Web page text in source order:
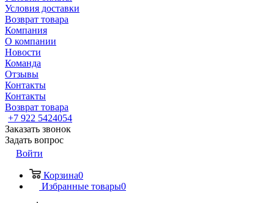
Условия доставки
Возврат товара
Компания
О компании
Новости
Команда
Отзывы
Контакты
Контакты
Возврат товара
+7 922 5424054
Заказать звонок
Задать вопрос
Войти
Корзина0
Избранные товары0